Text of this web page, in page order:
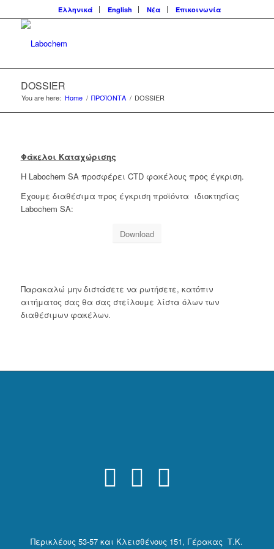
Ελληνικά English Νέα Επικοινωνία
DOSSIER
You are here: Home / ΠΡΟΪΟΝΤΑ / DOSSIER
Φάκελοι Καταχώρισης
H Labochem SA προσφέρει CTD φακέλους προς έγκριση.
Έχουμε διαθέσιμα προς έγκριση προϊόντα ιδιοκτησίας
Labochem SA:
Download
Παρακαλώ μην διστάσετε να ρωτήσετε, κατόπιν
αιτήματος σας θα σας στείλουμε λίστα όλων των
διαθέσιμων φακέλων.
Περικλέους 53-57 και Κλεισθένους 151, Γέρακας Τ.Κ.